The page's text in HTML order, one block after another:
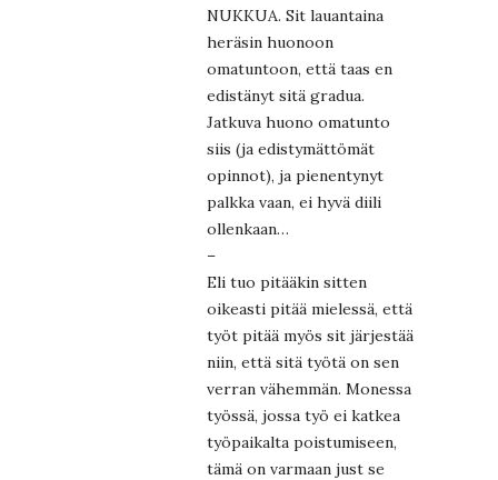
NUKKUA. Sit lauantaina
heräsin huonoon
omatuntoon, että taas en
edistänyt sitä gradua.
Jatkuva huono omatunto
siis (ja edistymättömät
opinnot), ja pienentynyt
palkka vaan, ei hyvä diili
ollenkaan…
–
Eli tuo pitääkin sitten
oikeasti pitää mielessä, että
työt pitää myös sit järjestää
niin, että sitä työtä on sen
verran vähemmän. Monessa
työssä, jossa työ ei katkea
työpaikalta poistumiseen,
tämä on varmaan just se